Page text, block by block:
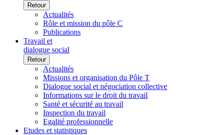
Retour
Actualités
Rôle et mission du pôle C
Publications
Travail et
dialogue social
Retour
Actualités
Missions et organisation du Pôle T
Dialogue social et négociation collective
Informations sur le droit du travail
Santé et sécurité au travail
Inspection du travail
Egalité professionnelle
Etudes et statistiques